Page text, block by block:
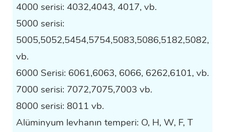
4000 serisi: 4032,4043, 4017, vb.
5000 serisi:
5005,5052,5454,5754,5083,5086,5182,5082,
vb.
6000 Serisi: 6061,6063, 6066, 6262,6101, vb.
7000 serisi: 7072,7075,7003 vb.
8000 serisi: 8011 vb.
Alüminyum levhanın temperi: O, H, W, F, T